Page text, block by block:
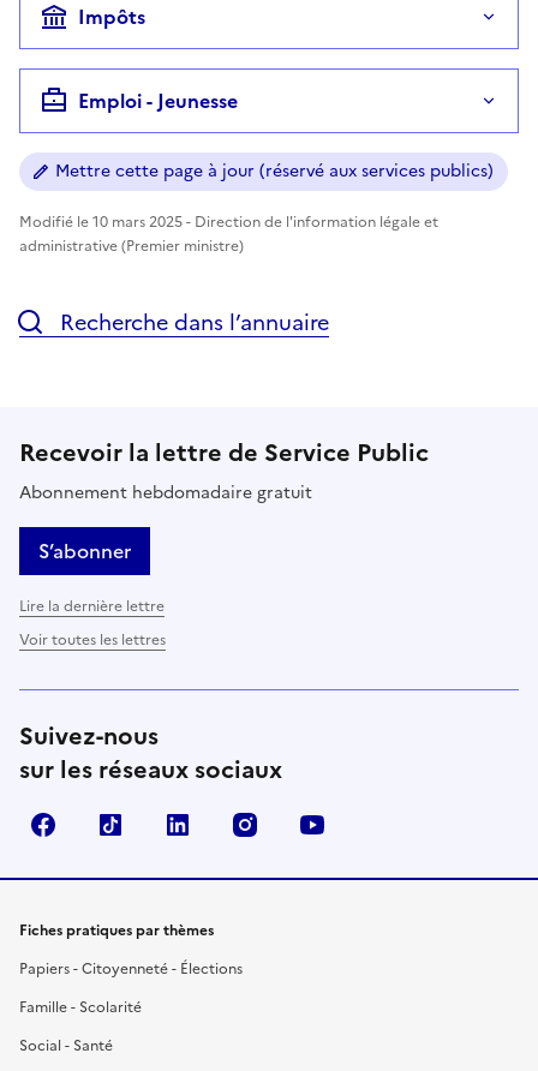
Impôts
Emploi - Jeunesse
Mettre cette page à jour (réservé aux services publics)
Modifié le 10 mars 2025 - Direction de l'information légale et
administrative (Premier ministre)
Recherche dans l’annuaire
Recevoir la lettre de Service Public
Abonnement hebdomadaire gratuit
S’abonner
Lire la dernière lettre
Voir toutes les lettres
Suivez-nous
sur les réseaux sociaux
FacebookTikTok LinkedIn Instagram
Fiches pratiques par thèmes
Papiers - Citoyenneté - Élections
Famille - Scolarité
Social - Santé